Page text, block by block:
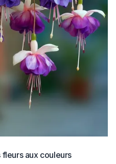
aux couleurs